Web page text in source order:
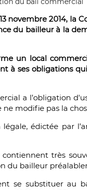
novembre 2014, la
du bailleur à la
un local
à ses obligations
a l’obligation
modifie pas la
légale, édictée par
très
du bailleur
se substituer au